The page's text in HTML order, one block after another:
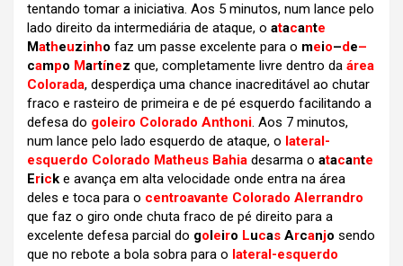
tentando tomar a iniciativa. Aos 5 minutos, num lance pelo
lado direito da intermediária de ataque, o atacante
Matheuzinho faz um passe excelente para o meio–de–
campo Martínez que, completamente livre dentro da área
Colorada, desperdiça uma chance inacreditável ao chutar
fraco e rasteiro de primeira e de pé esquerdo facilitando a
defesa do goleiro Colorado Anthoni. Aos 7 minutos,
num lance pelo lado esquerdo de ataque, o lateral-
esquerdo Colorado Matheus Bahia desarma o atacante
Erick e avança em alta velocidade onde entra na área
deles e toca para o centroavante Colorado Alerrandro
que faz o giro onde chuta fraco de pé direito para a
excelente defesa parcial do goleiro Lucas Arcanjo sendo
que no rebote a bola sobra para o lateral-esquerdo